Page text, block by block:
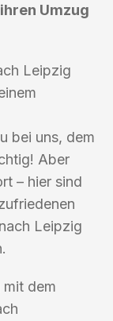
Umzug
Leipzig
bei uns, dem
Aber
– hier sind
Leipzig
dem